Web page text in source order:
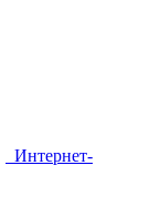
Интернет-